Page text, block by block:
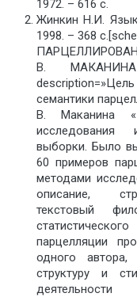
1972. – 616 с.
Жинкин Н.И.
1998. – 368
В.
семантики
В. Маканина
исследования
выборки. Было
60 примеров
методами
описание,
текстовый
парцелляции
одного автора,
структуру и